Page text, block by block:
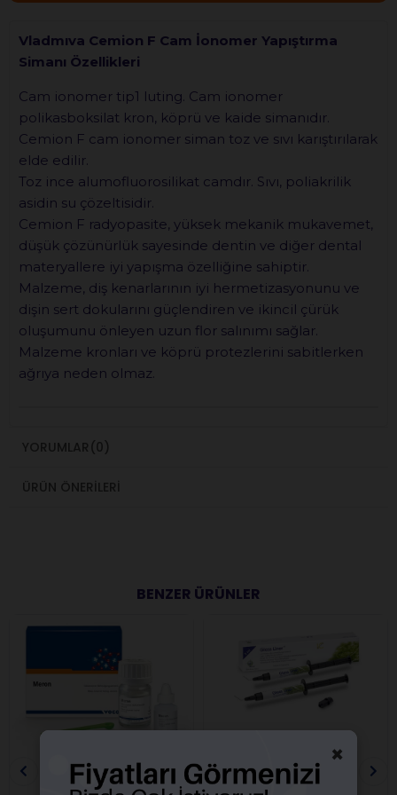
Vladmıva Cemion F Cam İonomer Yapıştırma
Simanı Özellikleri
Cam ionomer tip1 luting. Cam ionomer
polikasboksilat kron, köprü ve kaide simanıdır.
Cemion F cam ionomer siman toz ve sıvı karıştırılarak
elde edilir.
Toz ince alumofluorosilikat camdır. Sıvı, poliakrilik
asidin su çözeltisidir.
Cemion F radyopasite, yüksek mekanik mukavemet,
düşük çözünürlük sayesinde dentin ve diğer dental
materyallere iyi yapışma özelliğine sahiptir.
Malzeme, diş kenarlarının iyi hermetizasyonunu ve
dişin sert dokularını güçlendiren ve ikincil çürük
oluşumunu önleyen uzun flor salınımı sağlar.
Malzeme kronları ve köprü protezlerini sabitlerken
ağrıya neden olmaz.
YORUMLAR (0)
ÜRÜN ÖNERILERI
BENZER ÜRÜNLER
×